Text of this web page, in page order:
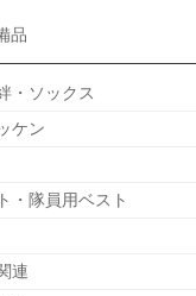
品
・ソックス
ケン
・隊員用ベスト
連